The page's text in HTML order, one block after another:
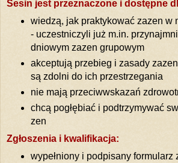
Sesin jest przeznaczone i dostępne
wiedzą, jak praktykować zazen w
- uczestniczyli już m.in.
dniowym zazen grupowym
akceptują przebieg i zasady
są zdolni do ich przestrzegania
nie mają przeciwwskazań
chcą pogłębiać i podtrzymywać
zen
Zgłoszenia i kwalifikacja:
wypełniony i podpisany formularz